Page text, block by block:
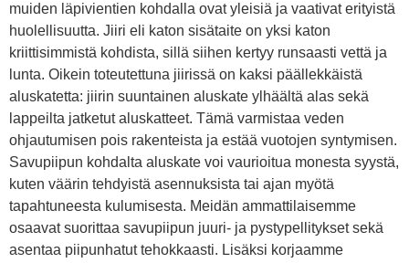
muiden läpivientien kohdalla ovat yleisiä ja vaativat erityistä
huolellisuutta. Jiiri eli katon sisätaite on yksi katon
kriittisimmistä kohdista, sillä siihen kertyy runsaasti vettä ja
lunta. Oikein toteutettuna jiirissä on kaksi päällekkäistä
aluskatetta: jiirin suuntainen aluskate ylhäältä alas sekä
lappeilta jatketut aluskatteet. Tämä varmistaa veden
ohjautumisen pois rakenteista ja estää vuotojen syntymisen.
Savupiipun kohdalta aluskate voi vaurioitua monesta syystä,
kuten väärin tehdyistä asennuksista tai ajan myötä
tapahtuneesta kulumisesta. Meidän ammattilaisemme
osaavat suorittaa savupiipun juuri- ja pystypellitykset sekä
asentaa piipunhatut tehokkaasti. Lisäksi korjaamme